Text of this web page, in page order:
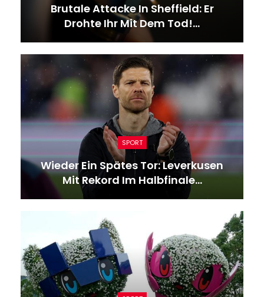
Brutale Attacke In Sheffield: Er
Drohte Ihr Mit Dem Tod!…
SPORT
Wieder Ein Spätes Tor: Leverkusen
Mit Rekord Im Halbfinale…